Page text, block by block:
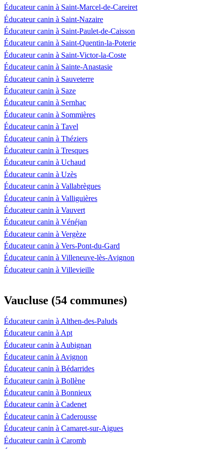
Éducateur canin à Saint-Marcel-de-Careiret
Éducateur canin à Saint-Nazaire
Éducateur canin à Saint-Paulet-de-Caisson
Éducateur canin à Saint-Quentin-la-Poterie
Éducateur canin à Saint-Victor-la-Coste
Éducateur canin à Sainte-Anastasie
Éducateur canin à Sauveterre
Éducateur canin à Saze
Éducateur canin à Sernhac
Éducateur canin à Sommières
Éducateur canin à Tavel
Éducateur canin à Théziers
Éducateur canin à Tresques
Éducateur canin à Uchaud
Éducateur canin à Uzès
Éducateur canin à Vallabrègues
Éducateur canin à Valliguières
Éducateur canin à Vauvert
Éducateur canin à Vénéjan
Éducateur canin à Vergèze
Éducateur canin à Vers-Pont-du-Gard
Éducateur canin à Villeneuve-lès-Avignon
Éducateur canin à Villevieille
Vaucluse (54 communes)
Éducateur canin à Althen-des-Paluds
Éducateur canin à Apt
Éducateur canin à Aubignan
Éducateur canin à Avignon
Éducateur canin à Bédarrides
Éducateur canin à Bollène
Éducateur canin à Bonnieux
Éducateur canin à Cadenet
Éducateur canin à Caderousse
Éducateur canin à Camaret-sur-Aigues
Éducateur canin à Caromb